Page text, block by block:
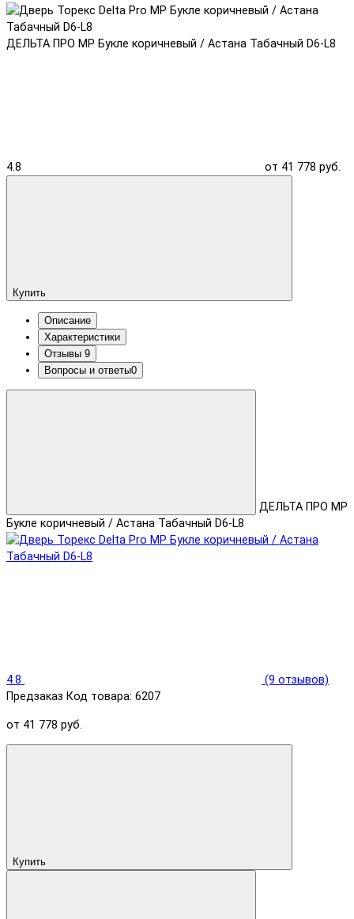
ДЕЛЬТА ПРО MP Букле коричневый / Астана Табачный D6-L8
4.8 от 41 778 руб.
Купить
Описание
Характеристики
Отзывы 9
Вопросы и ответы0
ДЕЛЬТА ПРО MP
Букле коричневый / Астана Табачный D6-L8
4.8
(9 отзывов)
Предзаказ Код товара: 6207
от 41 778 руб.
Купить